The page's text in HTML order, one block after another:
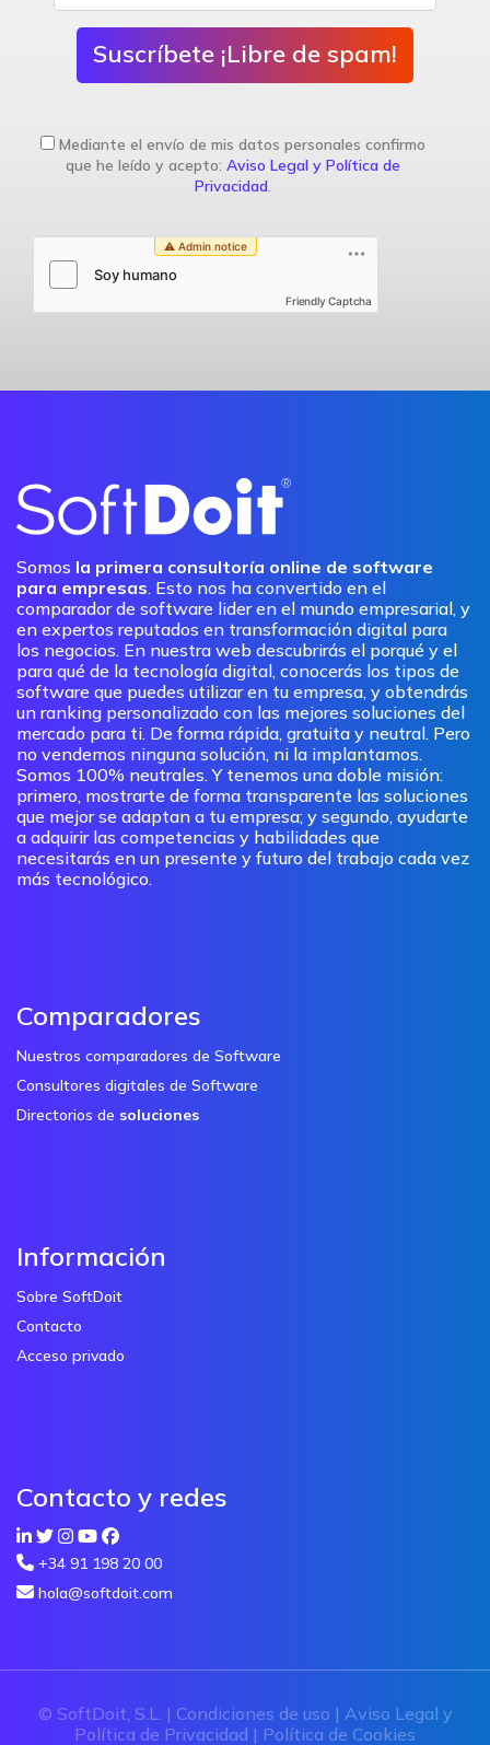
Suscríbete ¡Libre de spam!
Mediante el envío de mis datos personales confirmo
que he leído y acepto: Aviso Legal y Política de
Privacidad.
Friendly Captcha
Somos la primera consultoría online de software
para empresas. Esto nos ha convertido en el
comparador de software lider en el mundo empresarial, y
en expertos reputados en transformación digital para
los negocios. En nuestra web descubrirás el porqué y el
para qué de la tecnología digital, conocerás los tipos de
software que puedes utilizar en tu empresa, y obtendrás
un ranking personalizado con las mejores soluciones del
mercado para ti. De forma rápida, gratuita y neutral. Pero
no vendemos ninguna solución, ni la implantamos.
Somos 100% neutrales. Y tenemos una doble misión:
primero, mostrarte de forma transparente las soluciones
que mejor se adaptan a tu empresa; y segundo, ayudarte
a adquirir las competencias y habilidades que
necesitarás en un presente y futuro del trabajo cada vez
más tecnológico.
Comparadores
Nuestros comparadores de Software
Consultores digitales de Software
Directorios de soluciones
Información
Sobre SoftDoit
Contacto
Acceso privado
Contacto y redes
+34 91 198 20 00
hola@softdoit.com
© SoftDoit, S.L. | Condiciones de uso | Aviso Legal y
Política de Privacidad | Política de Cookies